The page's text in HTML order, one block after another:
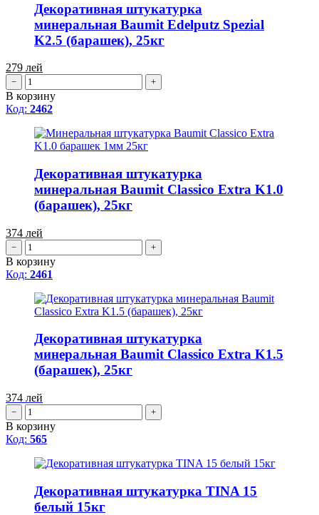
Декоративная штукатурка
минеральная Baumit Edelputz Spezial
K2.5 (барашек), 25кг
279 лей
− +
В корзину
Код: 2462
Декоративная штукатурка
минеральная Baumit Classico Extra K1.0
(барашек), 25кг
374 лей
− +
В корзину
Код: 2461
Декоративная штукатурка
минеральная Baumit Classico Extra K1.5
(барашек), 25кг
374 лей
− +
В корзину
Код: 565
Декоративная штукатурка TINA 15
белый 15кг